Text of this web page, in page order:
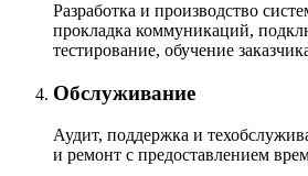
Разработка и производство
прокладка коммуникаций,
тестирование, обучение
Обслуживание
Аудит, поддержка и
и ремонт с предоставлением